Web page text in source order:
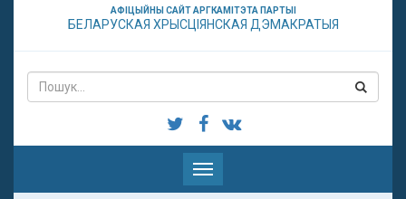
АФІЦЫЙНЫ САЙТ АРГКАМІТЭТА ПАРТЫІ
БЕЛАРУСКАЯ ХРЫСЦІЯНСКАЯ ДЭМАКРАТЫЯ
Паказаць
меню